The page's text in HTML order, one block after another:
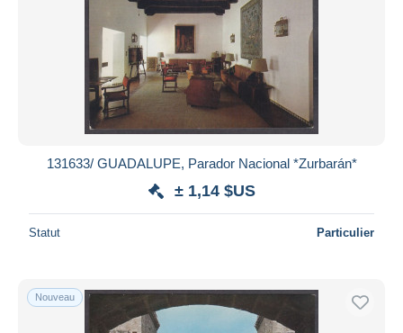
131633/ GUADALUPE, Parador Nacional *Zurbarán*
± 1,14 $US
Statut Particulier
Nouveau